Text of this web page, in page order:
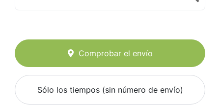
Comprobar el envío
Sólo los tiempos (sin número de envío)